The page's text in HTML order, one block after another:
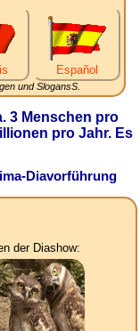
Español
und SlogansS.
3 Menschen pro
pro Jahr. Es
Diavorführung
der Diashow: